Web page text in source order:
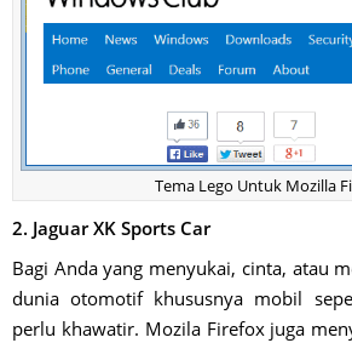
Tema Lego Untuk Mozilla
2. Jaguar XK Sports Car
Bagi Anda yang menyukai, cinta, atau
dunia otomotif khususnya mobil
perlu khawatir. Mozila Firefox juga